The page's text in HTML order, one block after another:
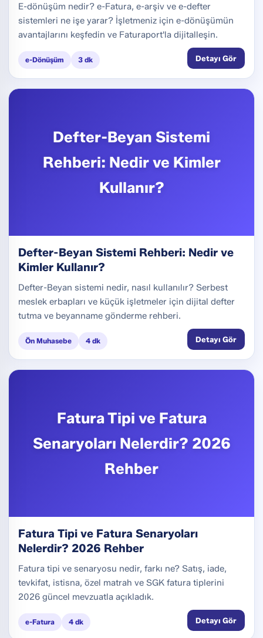
E-dönüşüm nedir? e-Fatura, e-arşiv ve e-defter
sistemleri ne işe yarar? İşletmeniz için e-dönüşümün
avantajlarını keşfedin ve Faturaport'la dijitalleşin.
e-Dönüşüm 3 dk Detayı Gör
Defter-Beyan Sistemi
Rehberi: Nedir ve Kimler
Kullanır?
Defter-Beyan Sistemi Rehberi: Nedir ve
Kimler Kullanır?
Defter-Beyan sistemi nedir, nasıl kullanılır? Serbest
meslek erbapları ve küçük işletmeler için dijital defter
tutma ve beyanname gönderme rehberi.
Ön Muhasebe 4 dk Detayı Gör
Fatura Tipi ve Fatura
Senaryoları Nelerdir? 2026
Rehber
Fatura Tipi ve Fatura Senaryoları
Nelerdir? 2026 Rehber
Fatura tipi ve senaryosu nedir, farkı ne? Satış, iade,
tevkifat, istisna, özel matrah ve SGK fatura tiplerini
2026 güncel mevzuatla açıkladık.
e-Fatura 4 dk Detayı Gör